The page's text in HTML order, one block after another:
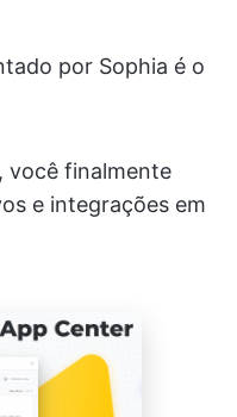
por Sophia é o
você finalmente
e integrações em